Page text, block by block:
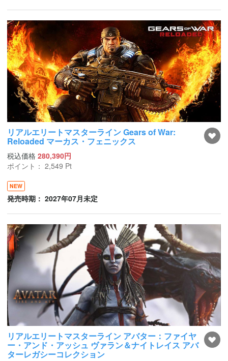
リアルエリートマスターライン Gears of War:
Reloaded マーカス・フェニックス
税込価格 280,390円
ポイント： 2,549 Pt
NEW
発売時期： 2027年07月未定
リアルエリートマスターライン アバター：ファイヤ
ー・アンド・アッシュ ヴァラン＆ナイトレイス アバ
ターレガシーコレクション